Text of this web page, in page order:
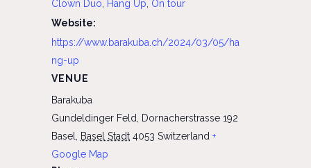
Clown Duo Hang Up On tour
Website:
https://www.barakuba.ch/2024/03/05/ha
ng-up
VENUE
Barakuba
Gundeldinger Feld, Dornacherstrasse 192
Basel
Basel Stadt 4053 Switzerland +
Google Map